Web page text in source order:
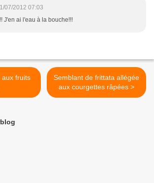
07/2012 07:03
J'en ai l'eau à la bouche!!!
Semblant de frittata allégée
aux courgettes râpées >